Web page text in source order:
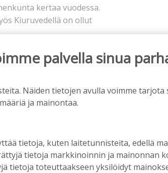
kertaa vuodessa.
Kiuruvedellä on ollut
kyläläisten apu on
etsinnöissä ja muissa
Vapepan koulutusta, heille
onnettomuustilanteissa.
ynnä muita
palvella sinua
Näiden tietojen avulla voimme
ja mainontaa.
tietoja, kuten laitetunnisteita, edellä
tietoja markkinoinnin ja mainonnan
tietoja toteuttaakseen yksilöidyt